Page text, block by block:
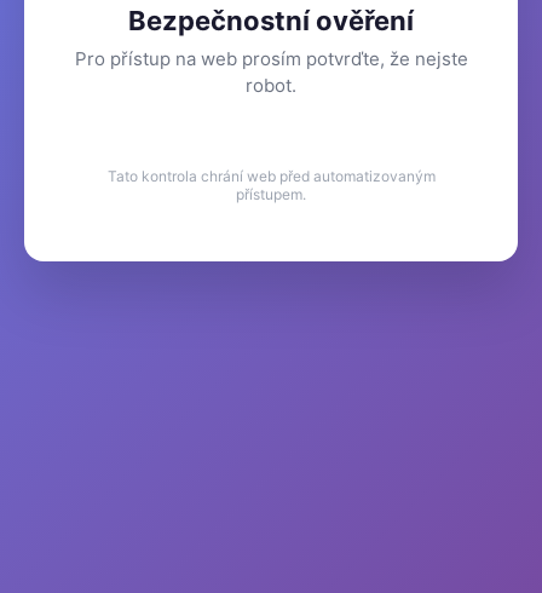
Bezpečnostní ověření
Pro přístup na web prosím potvrďte, že nejste
robot.
Tato kontrola chrání web před automatizovaným
přístupem.